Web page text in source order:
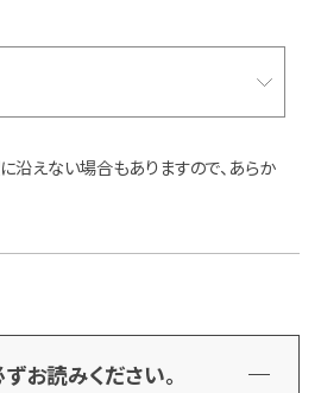
沿えない場合もありますので、あらか
お読みください。